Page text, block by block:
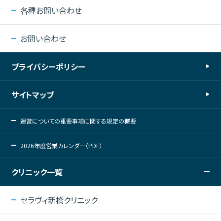
各種お問い合わせ
お問い合わせ
プライバシーポリシー
サイトマップ
運営についての重要事項に関する規定の概要
2026年度営業カレンダー（PDF）
クリニック一覧
セラヴィ新橋クリニック